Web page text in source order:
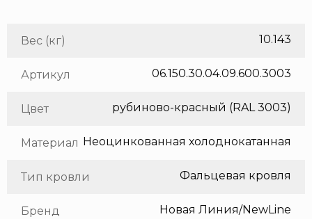
Вес (кг) 10.143
Артикул 06.150.30.04.09.600.3003
Цвет рубиново-красный (RAL 3003)
Материал
Тип кровли Фальцевая кровля
Бренд Новая Линия/NewLine